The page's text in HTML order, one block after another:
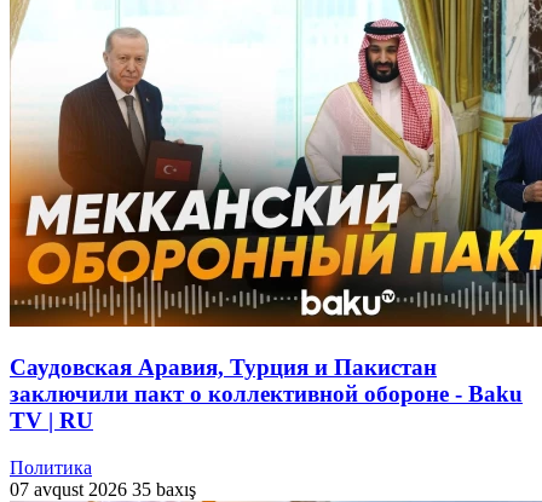
Саудовская Аравия, Турция и Пакистан
заключили пакт о коллективной обороне - Baku
TV | RU
Политика
07 avqust 2026 35 baxış